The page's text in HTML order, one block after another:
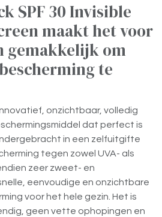
SPF 30 Invisible
maakt het voor
gemakkelijk om
te
onzichtbaar, volledig
dat perfect is
in een zelfuitgifte
tegen zowel UVA- als
zeer zweet- en
eenvoudige en onzichtbare
voor het hele gezin. Het is
geen vette ophopingen en